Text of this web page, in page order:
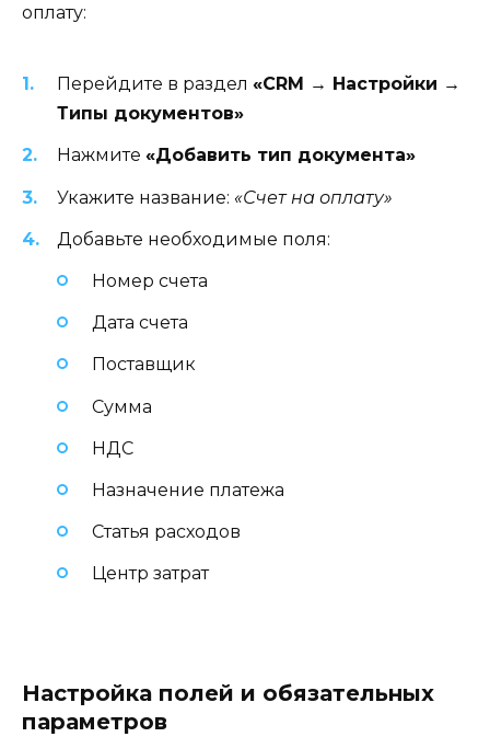
оплату:
Перейдите в раздел «CRM → Настройки →
Типы документов»
Нажмите «Добавить тип документа»
Укажите название: «Счет на оплату»
Добавьте необходимые поля:
Номер счета
Дата счета
Поставщик
Сумма
НДС
Назначение платежа
Статья расходов
Центр затрат
Настройка полей и обязательных
параметров